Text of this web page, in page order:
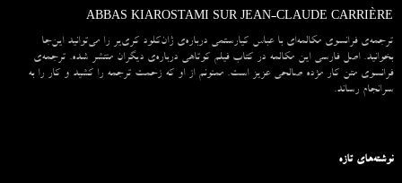
ABBAS KIAROSTAMI SUR JEAN-CLAUDE CARRIÈRE
ترجمه‌ی فرانسوی مکالمه‌ای با عباس کیارستمی درباره‌ی ژان‌کلود کری‌یر را می‌توانید این‌جا
بخوانید. اصل فارسی این مکالمه در کتاب فیلم کوتاهی درباره‌ی دیگران منتشر شده. ترجمه‌ی
فرانسوی متن کار مژده صالحی عزیز است. ممنونم از او که زحمت ترجمه را کشید و کار را به
سرانجام رساند.
نوشته‌های تازه